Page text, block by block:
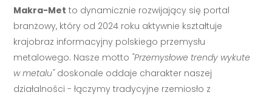
Makra-Met to dynamicznie rozwijający się portal
branżowy, który od 2024 roku aktywnie kształtuje
krajobraz informacyjny polskiego przemysłu
metalowego. Nasze motto "Przemysłowe trendy wykute
w metalu"doskonale oddaje charakter naszej
działalności - łączymy tradycyjne rzemiosło z